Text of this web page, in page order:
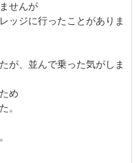
せんが
ッジに行ったことがありま
が、並んで乗った気がしま
め
。